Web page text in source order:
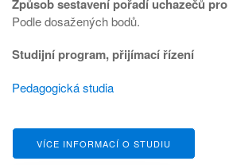
Způsob sestavení pořadí uchazečů
Podle dosažených bodů.
Studijní program, přijímací řízení
Pedagogická studia
VÍCE INFORMACÍ O STUDIU